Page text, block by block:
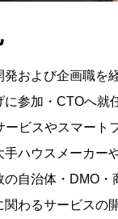
および企画職を
に参加・CTOへ就
ービスやスマート
手ハウスメーカー
の自治体・DMO・
わるサービスの